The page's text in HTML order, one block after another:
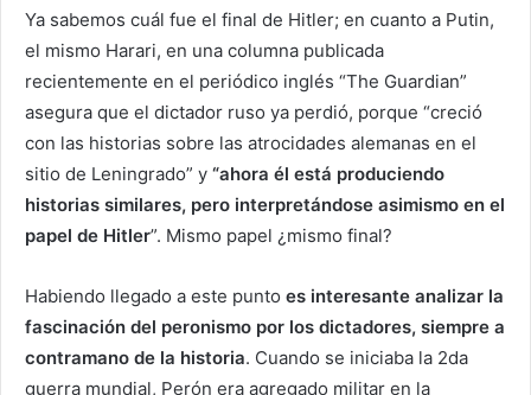
Ya sabemos cuál fue el final de Hitler; en cuanto a Putin,
el mismo Harari, en una columna publicada
recientemente en el periódico inglés “The Guardian”
asegura que el dictador ruso ya perdió, porque “creció
con las historias sobre las atrocidades alemanas en el
sitio de Leningrado” y “ahora él está produciendo
historias similares, pero interpretándose asimismo en el
papel de Hitler”. Mismo papel ¿mismo final?
Habiendo llegado a este punto es interesante analizar la
fascinación del peronismo por los dictadores, siempre a
contramano de la historia. Cuando se iniciaba la 2da
guerra mundial, Perón era agregado militar en la